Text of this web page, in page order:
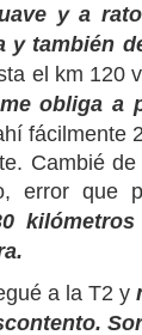
y a
y también
el km 120
obliga a
fácilmente
Cambié
error que
a la T2 y